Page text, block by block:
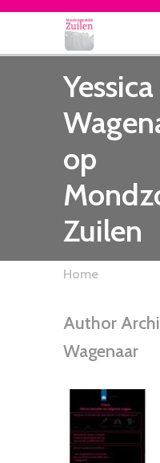
Yessica
op
Zuilen
Home
Author
Wagenaar